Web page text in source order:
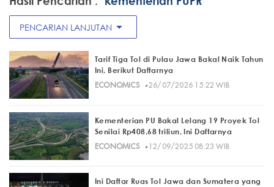
PENCARIAN LANJUTAN arrow_drop_down
Tarif Tiga Tol di Pulau Jawa Bakal Naik Tahun
Ini, Berikut Daftarnya
ECONOMICS· 26/07/2026 15:22 WIB
Kementerian PU Bakal Lelang 19 Proyek Tol
Senilai Rp408,68 triliun, Ini Daftarnya
ECONOMICS· 12/09/2025 08:23 WIB
Ini Daftar Ruas Tol Jawa dan Sumatera yang